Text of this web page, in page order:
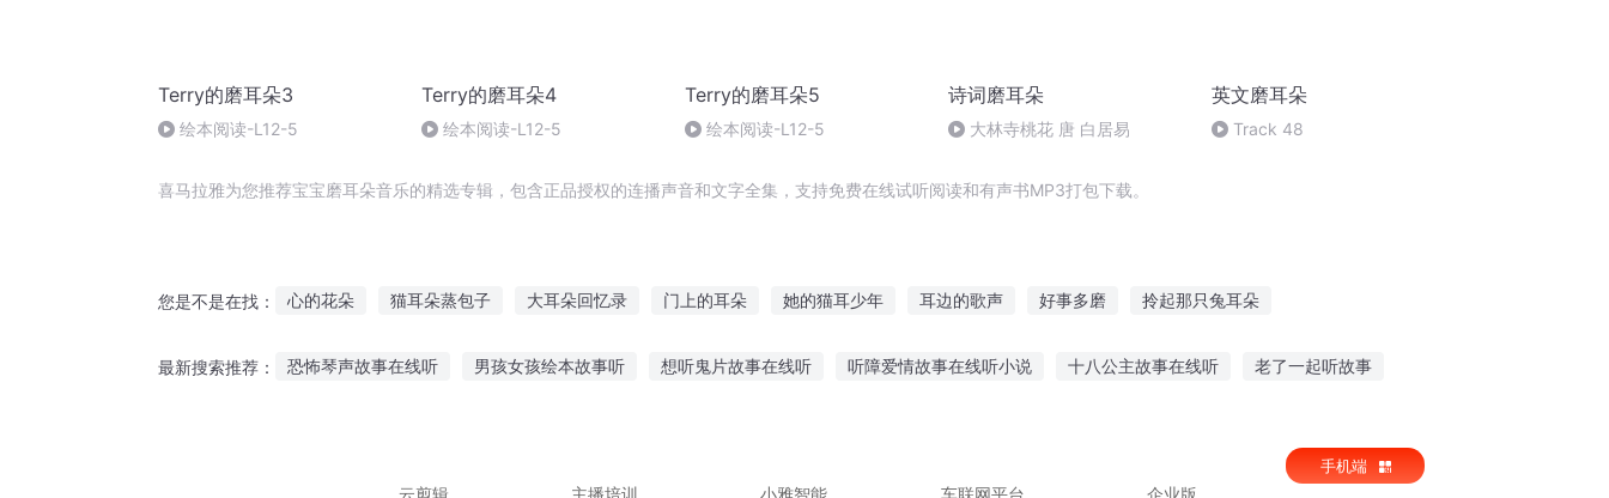
Terry的磨耳朵3
绘本阅读-L12-5
Terry的磨耳朵4
绘本阅读-L12-5
Terry的磨耳朵5
绘本阅读-L12-5
诗词磨耳朵
大林寺桃花 唐 白居易
英文磨耳朵
Track 48
喜马拉雅为您推荐宝宝磨耳朵音乐的精选专辑，包含正品授权的连播声音和文字全集，支持免费在线试听阅读和有声书MP3打包下载。
您是不是在找： 心的花朵 猫耳朵蒸包子 大耳朵回忆录 门上的耳朵 她的猫耳少年 耳边的歌声 好事多磨 拎起那只兔耳朵
最新搜索推荐： 恐怖琴声故事在线听 男孩女孩绘本故事听 想听鬼片故事在线听 听障爱情故事在线听小说 十八公主故事在线听 老了一起听故事
云剪辑
主播培训 小雅智能 车联网平台 企业版
手机端